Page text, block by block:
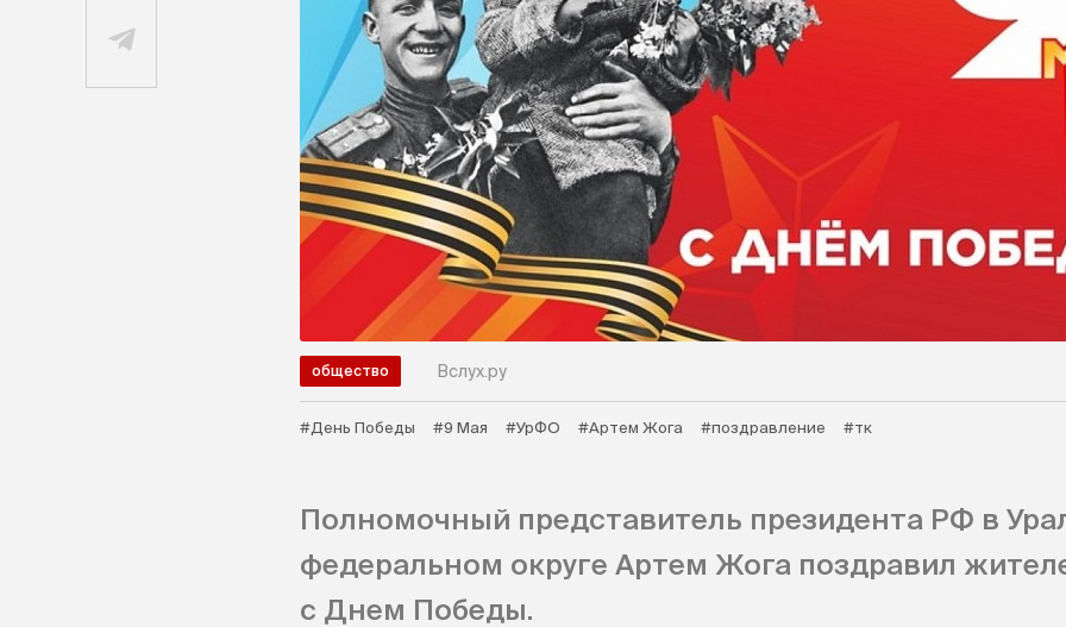
общество Вслух.ру
#День Победы #9 Мая #УрФО #Артем Жога #поздравление #тк
Полномочный представитель президента РФ в
федеральном округе Артем Жога поздравил
с Днем Победы.